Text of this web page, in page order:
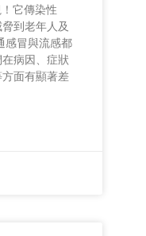
它傳染性
到老年人及
感冒與流感都
病因、症狀
面有顯著差